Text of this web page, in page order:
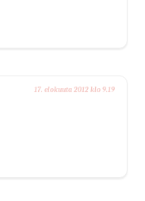
17. elokuuta 2012 klo 9.19